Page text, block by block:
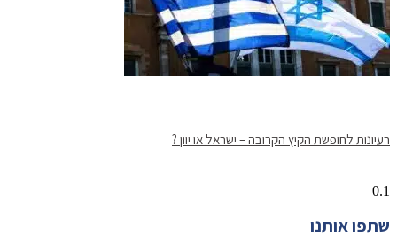
רעיונות לחופשת הקיץ הקרובה – ישראל או יוון ?
שתפו אותנו